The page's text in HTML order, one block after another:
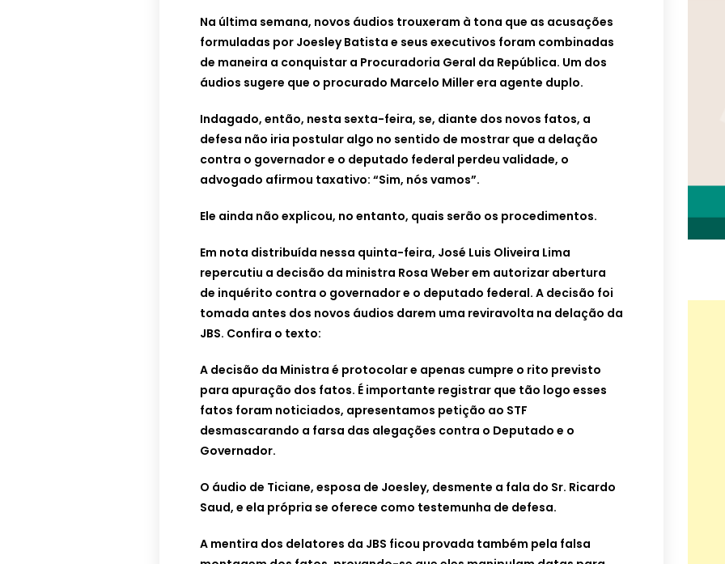
Na última semana, novos áudios trouxeram à tona que as acusações
formuladas por Joesley Batista e seus executivos foram combinadas
de maneira a conquistar a Procuradoria Geral da República. Um dos
áudios sugere que o procurado Marcelo Miller era agente duplo.
Indagado, então, nesta sexta-feira, se, diante dos novos fatos, a
defesa não iria postular algo no sentido de mostrar que a delação
contra o governador e o deputado federal perdeu validade, o
advogado afirmou taxativo: “Sim, nós vamos”.
Ele ainda não explicou, no entanto, quais serão os procedimentos.
Em nota distribuída nessa quinta-feira, José Luis Oliveira Lima
repercutiu a decisão da ministra Rosa Weber em autorizar abertura
de inquérito contra o governador e o deputado federal. A decisão foi
tomada antes dos novos áudios darem uma reviravolta na delação da
JBS. Confira o texto:
A decisão da Ministra é protocolar e apenas cumpre o rito previsto
para apuração dos fatos. É importante registrar que tão logo esses
fatos foram noticiados, apresentamos petição ao STF
desmascarando a farsa das alegações contra o Deputado e o
Governador.
O áudio de Ticiane, esposa de Joesley, desmente a fala do Sr. Ricardo
Saud, e ela própria se oferece como testemunha de defesa.
A mentira dos delatores da JBS ficou provada também pela falsa